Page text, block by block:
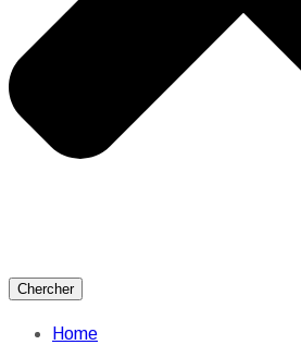
Chercher
Home